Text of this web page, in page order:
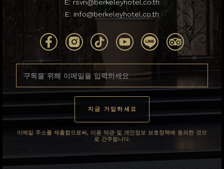
이메일 주소를 제출함으로써, 이용 약관 및 개인정보 보호정책에 동의한 것으
로 간주됩니다.
E: rsvn@berkeleyhotel.co.th
E: info@berkeleyhotel.co.th